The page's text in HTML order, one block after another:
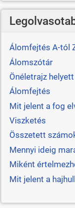
Álomfejtés A-tól
Álomszótár
Önéletrajz helyett
Álomfejtés
Mit jelent a fog
Viszketés
Összetett
Mennyi ideig
Miként
Mit jelent a